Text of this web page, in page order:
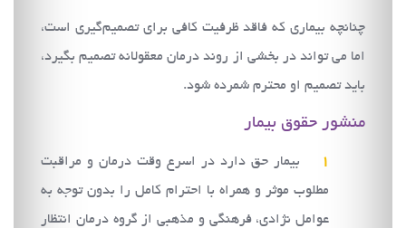
چنانچه بيماري كه فاقد ظرفيت كافي براي تصميم‌گيري است،
اما مي تواند در بخشي از روند درمان معقولانه تصميم بگيرد،
بايد تصميم او محترم شمرده شود.
منشور حقوق بيمار
بيمار حق دارد در اسرع وقت درمان و مراقبت
مطلوب موثر و همراه با احترام كامل را بدون توجه به
عوامل نژادي، فرهنگي و مذهبي از گروه درمان انتظار